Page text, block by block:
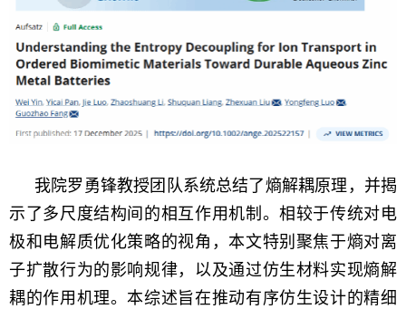
我院罗勇锋教授团队系统总结了熵解耦原理，并揭
示了多尺度结构间的相互作用机制。相较于传统对电
极和电解质优化策略的视角，本文特别聚焦于熵对离
子扩散行为的影响规律，以及通过仿生材料实现熵解
耦的作用机理。本综述旨在推动有序仿生设计的精细